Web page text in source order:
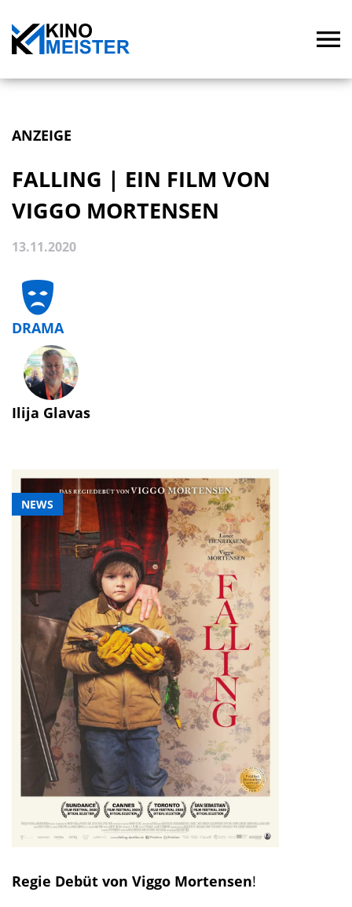
ANZEIGE
NEWS
FALLING | EIN FILM VON
VIGGO MORTENSEN
13.11.2020
DRAMA
Ilija Glavas
Regie Debüt von Viggo Mortensen!